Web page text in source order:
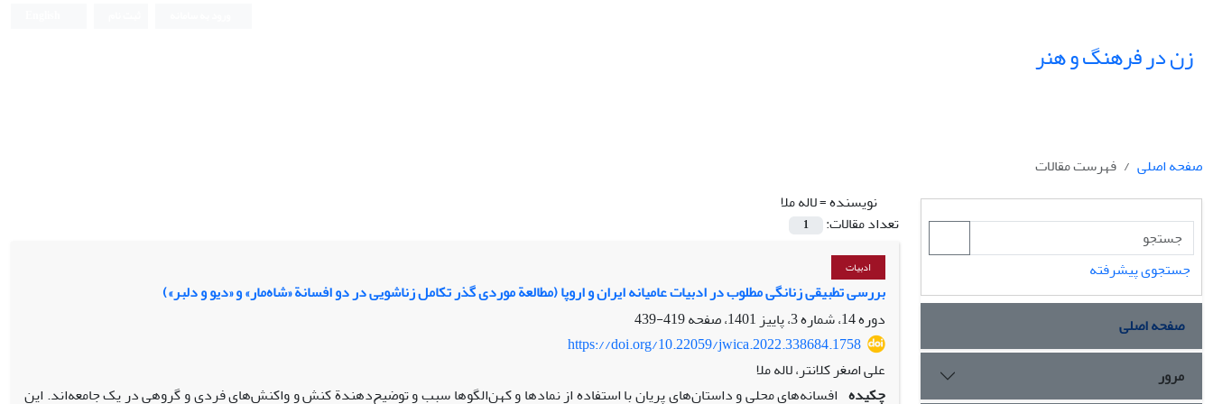
زن در فرهنگ و هنر
صفحه اصلی
فهرست مقالات
نویسنده =لاله ملا
تعداد مقالات:
1
ادبیات
بررسی تطبیقی زنانگی مطلوب در ادبیات عامیانه ایران و اروپا (مطالعة موردی گذر تکامل زناشویی در دو افسانة «شاه‌مار» و «دیو و دلبر»)
دوره 14، شماره 3، پاییز 1401، صفحه
419-439
https://doi.org/10.22059/jwica.2022.338684.1758
علی اصغر کلانتر، لاله ملا
چکیده افسانه‌های محلی و داستان‌های پریان با استفاده از نماد‌ها و کهن‌الگوها سبب و توضیح‌دهندة کنش و واکنش‌های فردی و گروهی در یک جامعه‌اند. این
جستجوی پیشرفته
صفحه اصلی
مرور